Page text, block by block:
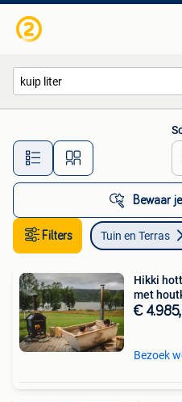
Alle
Bewaar
Filters Tuin en Terras
Hikki
met
€
Bezoek